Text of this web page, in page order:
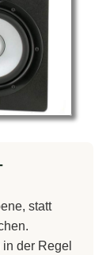
statt
der Regel